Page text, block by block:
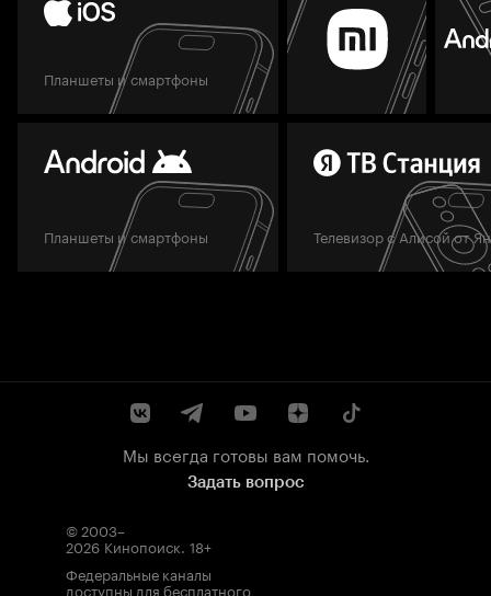
Планшеты и смартфоны
Планшеты и смартфоны Телевизор с Алисой от
Мы всегда готовы вам помочь.
Задать вопрос
© 2003–
2026 Кинопоиск 18+
Федеральные каналы
доступны для бесплатного